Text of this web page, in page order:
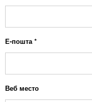
Е-пошта*
Веб место